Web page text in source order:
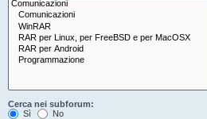
Cerca nei subforum:
Sì
No